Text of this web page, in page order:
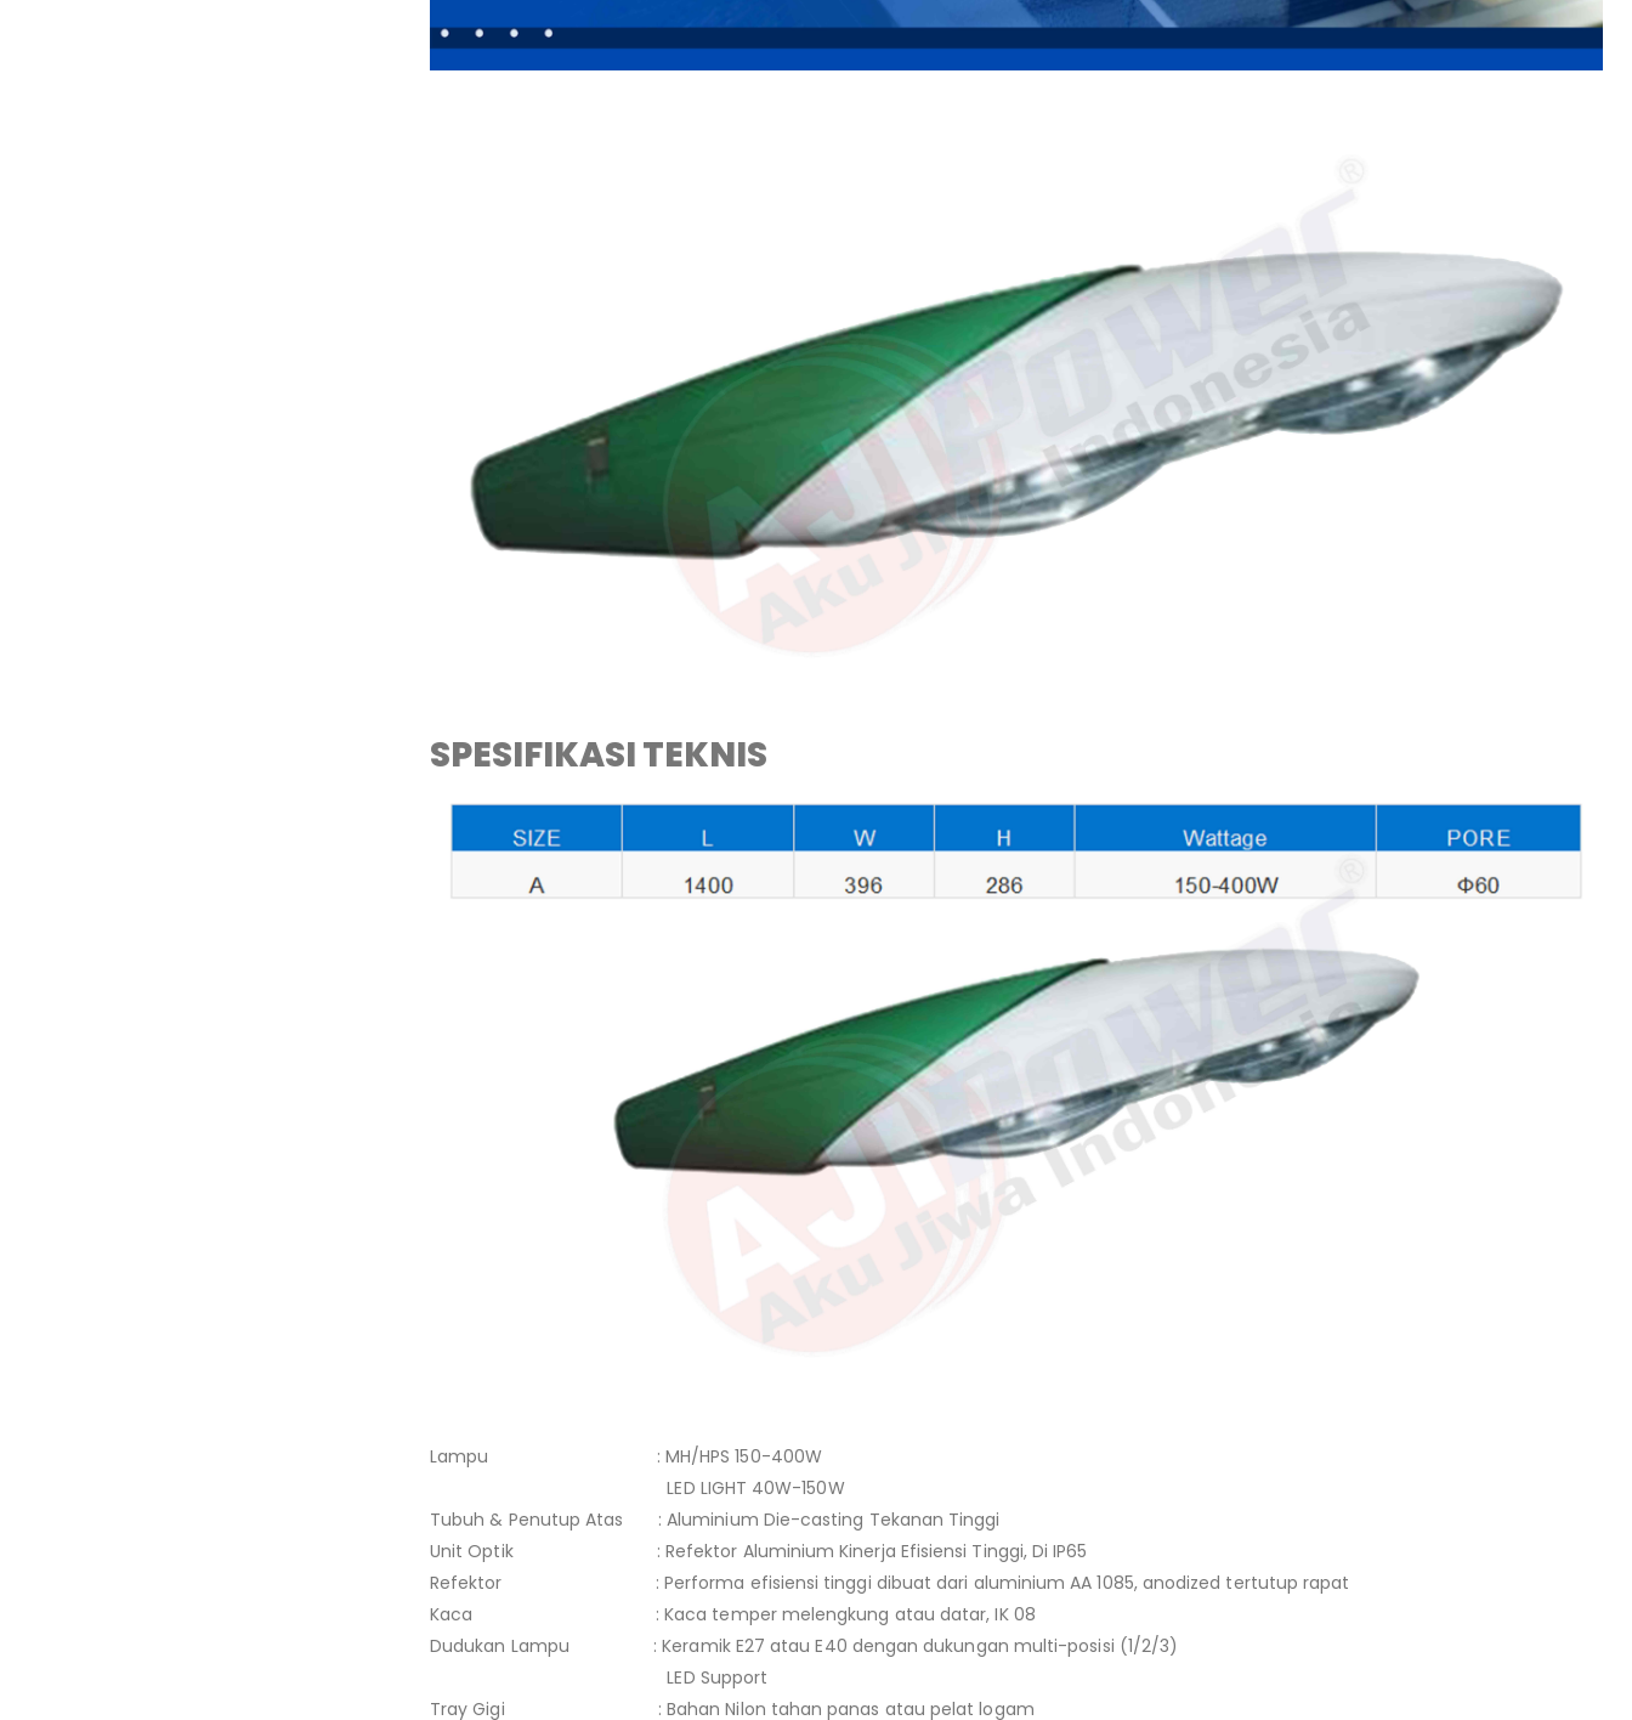
SPESIFIKASI TEKNIS
Lampu : MH/HPS 150-400W
LED LIGHT 40W-150W
Tubuh & Penutup Atas : Aluminium Die-casting Tekanan Tinggi
Unit Optik : Refektor Aluminium Kinerja Efisiensi Tinggi, Di IP65
Refektor : Performa efisiensi tinggi dibuat dari aluminium AA 1085, anodized tertutup rapat
Kaca : Kaca temper melengkung atau datar, IK 08
Dudukan Lampu : Keramik E27 atau E40 dengan dukungan multi-posisi (1/2/3)
LED Support
Tray Gigi : Bahan Nilon tahan panas atau pelat logam